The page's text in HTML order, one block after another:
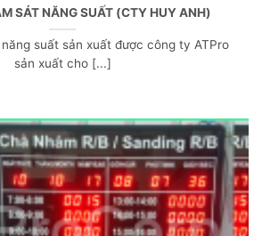
SÁT NĂNG SUẤT (CTY HUY ANH)
suất sản xuất được công ty ATPro
sản xuất cho [...]